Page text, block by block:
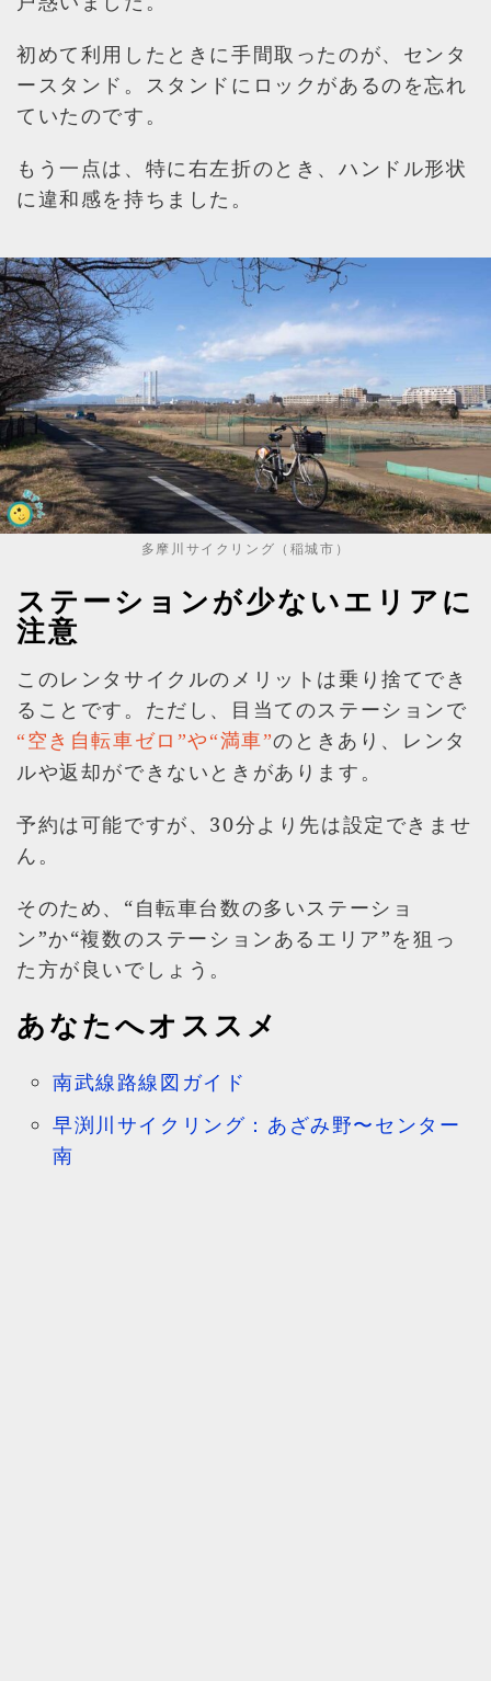
初めて利用したときに手間取ったのが、センタ
ースタンド。スタンドにロックがあるのを忘れ
ていたのです。
もう一点は、特に右左折のとき、ハンドル形状
に違和感を持ちました。
多摩川サイクリング（稲城市）
ステーションが少ないエリアに
注意
このレンタサイクルのメリットは乗り捨てでき
ることです。ただし、目当てのステーションで
“空き自転車ゼロ”や“満車”のときあり、レンタ
ルや返却ができないときがあります。
予約は可能ですが、30分より先は設定できませ
ん。
そのため、“自転車台数の多いステーショ
ン”か“複数のステーションあるエリア”を狙っ
た方が良いでしょう。
あなたへオススメ
南武線路線図ガイド
早渕川サイクリング：あざみ野〜センター
南